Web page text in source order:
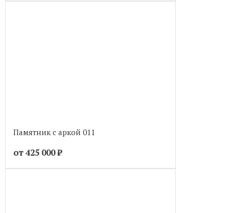
Памятник с аркой 011
от 425 000₽